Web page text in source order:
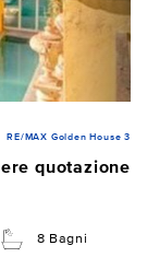
RE/MAX Golden House 3
quotazione
8 Bagni